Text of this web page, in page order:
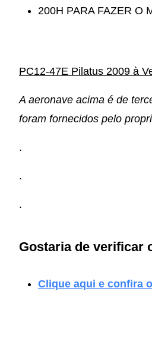
200H PARA FAZER O
PC12-47E Pilatus 2009 à
A aeronave acima é de
foram fornecidos pelo
.
.
.
Gostaria de verificar
Clique aqui e confira